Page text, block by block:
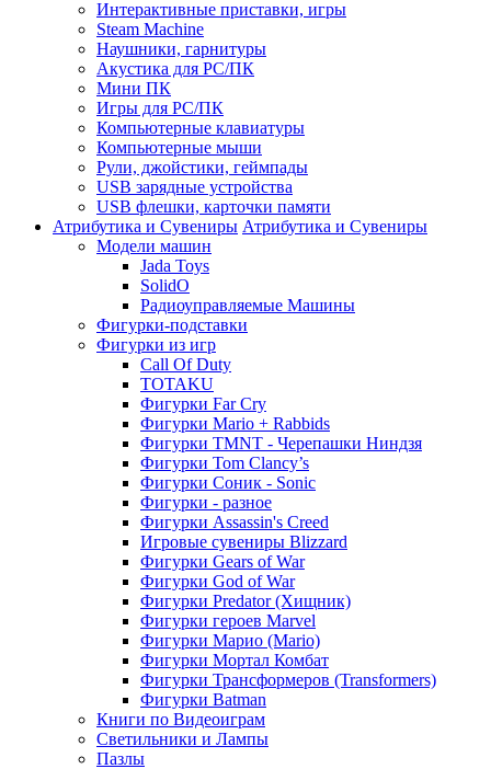
Интерактивные приставки, игры
Steam Machine
Наушники, гарнитуры
Акустика для PC/ПК
Мини ПК
Игры для PC/ПК
Компьютерные клавиатуры
Компьютерные мыши
Рули, джойстики, геймпады
USB зарядные устройства
USB флешки, карточки памяти
Атрибутика и Сувениры Атрибутика и Сувениры
Модели машин
Jada Toys
SolidO
Радиоуправляемые Машины
Фигурки-подставки
Фигурки из игр
Call Of Duty
TOTAKU
Фигурки Far Cry
Фигурки Mario + Rabbids
Фигурки TMNT - Черепашки Ниндзя
Фигурки Tom Clancy’s
Фигурки Соник - Sonic
Фигурки - разное
Фигурки Assassin's Creed
Игровые сувениры Blizzard
Фигурки Gears of War
Фигурки God of War
Фигурки Predator (Хищник)
Фигурки героев Marvel
Фигурки Марио (Mario)
Фигурки Мортал Комбат
Фигурки Трансформеров (Transformers)
Фигурки Batman
Книги по Видеоиграм
Светильники и Лампы
Пазлы